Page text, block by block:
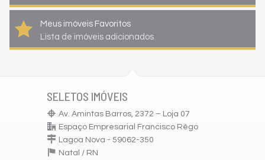
Meus imóveis Favoritos
Lista de imóveis adicionados
SELETOS IMÓVEIS
Av. Amintas Barros, 2372 – Loja 07
Espaço Empresarial Francisco Rêgo
Lagoa Nova - 59062-350
Natal / RN